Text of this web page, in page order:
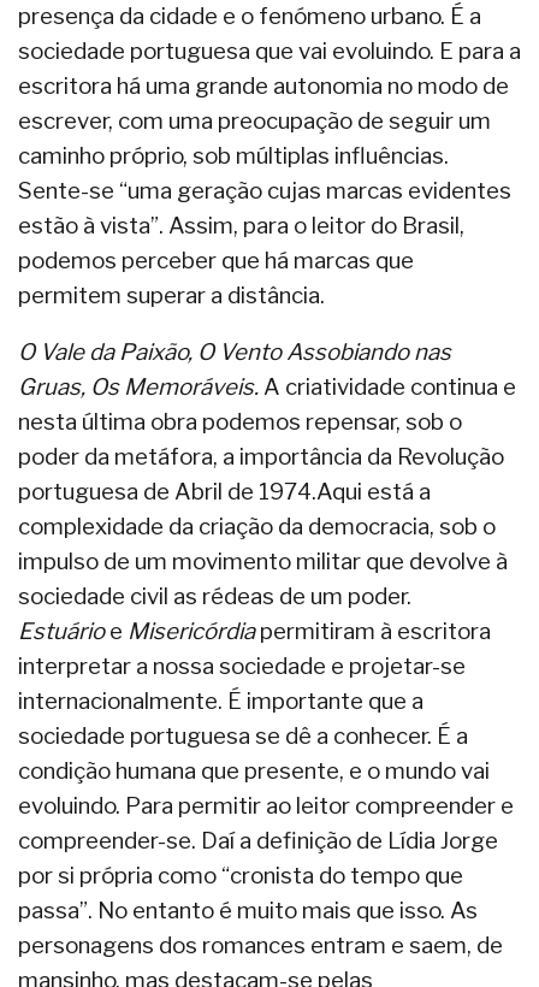
presença da cidade e o fenómeno urbano. É a
sociedade portuguesa que vai evoluindo. E para a
escritora há uma grande autonomia no modo de
escrever, com uma preocupação de seguir um
caminho próprio, sob múltiplas influências.
Sente-se “uma geração cujas marcas evidentes
estão à vista”. Assim, para o leitor do Brasil,
podemos perceber que há marcas que
permitem superar a distância.
O Vale da Paixão, O Vento Assobiando nas
Gruas, Os Memoráveis. A criatividade continua e
nesta última obra podemos repensar, sob o
poder da metáfora, a importância da Revolução
portuguesa de Abril de 1974.Aqui está a
complexidade da criação da democracia, sob o
impulso de um movimento militar que devolve à
sociedade civil as rédeas de um poder.
Estuárioe Misericórdiapermitiram à escritora
interpretar a nossa sociedade e projetar-se
internacionalmente. É importante que a
sociedade portuguesa se dê a conhecer. É a
condição humana que presente, e o mundo vai
evoluindo. Para permitir ao leitor compreender e
compreender-se. Daí a definição de Lídia Jorge
por si própria como “cronista do tempo que
passa”. No entanto é muito mais que isso. As
personagens dos romances entram e saem, de
mansinho, mas destacam-se pelas